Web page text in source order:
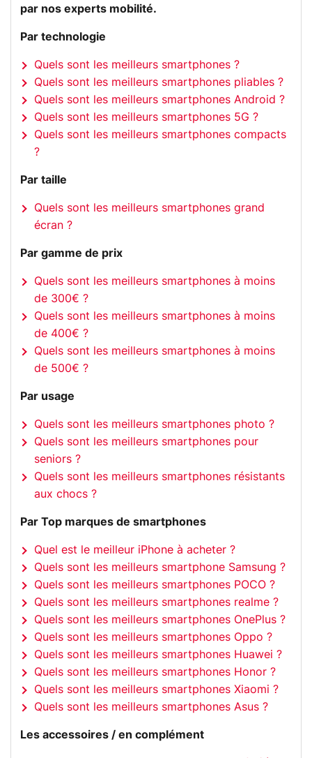
par nos experts mobilité.
Par technologie
Quels sont les meilleurs smartphones ?
Quels sont les meilleurs smartphones pliables ?
Quels sont les meilleurs smartphones Android ?
Quels sont les meilleurs smartphones 5G ?
Quels sont les meilleurs smartphones compacts
?
Par taille
Quels sont les meilleurs smartphones grand
écran ?
Par gamme de prix
Quels sont les meilleurs smartphones à moins
de 300€ ?
Quels sont les meilleurs smartphones à moins
de 400€ ?
Quels sont les meilleurs smartphones à moins
de 500€ ?
Par usage
Quels sont les meilleurs smartphones photo ?
Quels sont les meilleurs smartphones pour
seniors ?
Quels sont les meilleurs smartphones résistants
aux chocs ?
Par Top marques de smartphones
Quel est le meilleur iPhone à acheter ?
Quels sont les meilleurs smartphone Samsung ?
Quels sont les meilleurs smartphones POCO ?
Quels sont les meilleurs smartphones realme ?
Quels sont les meilleurs smartphones OnePlus ?
Quels sont les meilleurs smartphones Oppo ?
Quels sont les meilleurs smartphones Huawei ?
Quels sont les meilleurs smartphones Honor ?
Quels sont les meilleurs smartphones Xiaomi ?
Quels sont les meilleurs smartphones Asus ?
Les accessoires / en complément